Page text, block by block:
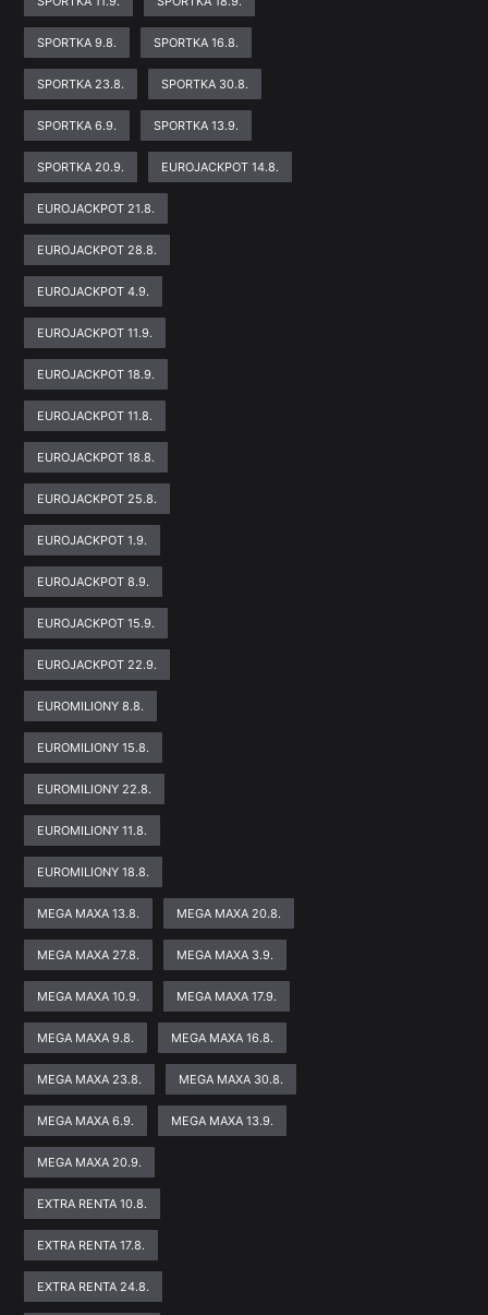
SPORTKA 9.8. SPORTKA 16.8.
SPORTKA 23.8. SPORTKA 30.8.
SPORTKA 6.9. SPORTKA 13.9.
SPORTKA 20.9. EUROJACKPOT 14.8.
EUROJACKPOT 21.8.
EUROJACKPOT 28.8.
EUROJACKPOT 4.9.
EUROJACKPOT 11.9.
EUROJACKPOT 18.9.
EUROJACKPOT 11.8.
EUROJACKPOT 18.8.
EUROJACKPOT 25.8.
EUROJACKPOT 1.9.
EUROJACKPOT 8.9.
EUROJACKPOT 15.9.
EUROJACKPOT 22.9.
EUROMILIONY 8.8.
EUROMILIONY 15.8.
EUROMILIONY 22.8.
EUROMILIONY 11.8.
EUROMILIONY 18.8.
MEGA MAXA 13.8. MEGA MAXA 20.8.
MEGA MAXA 27.8. MEGA MAXA 3.9.
MEGA MAXA 10.9. MEGA MAXA 17.9.
MEGA MAXA 9.8. MEGA MAXA 16.8.
MEGA MAXA 23.8. MEGA MAXA 30.8.
MEGA MAXA 6.9. MEGA MAXA 13.9.
MEGA MAXA 20.9.
EXTRA RENTA 10.8.
EXTRA RENTA 17.8.
EXTRA RENTA 24.8.